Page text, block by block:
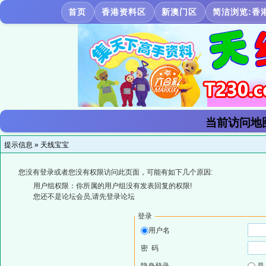
首页 香港资料区 新澳门区 简洁浏览:香
当前访问地
提示信息 » 天线宝宝
您没有登录或者您没有权限访问此页面，可能有如下几个原因:
用户组权限：你所属的用户组没有发表回复的权限!
您还不是论坛会员,请先登录论坛
登录
用户名
密 码